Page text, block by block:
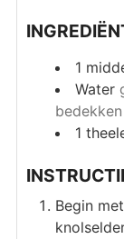
1
Water
bedekken
1
Begin